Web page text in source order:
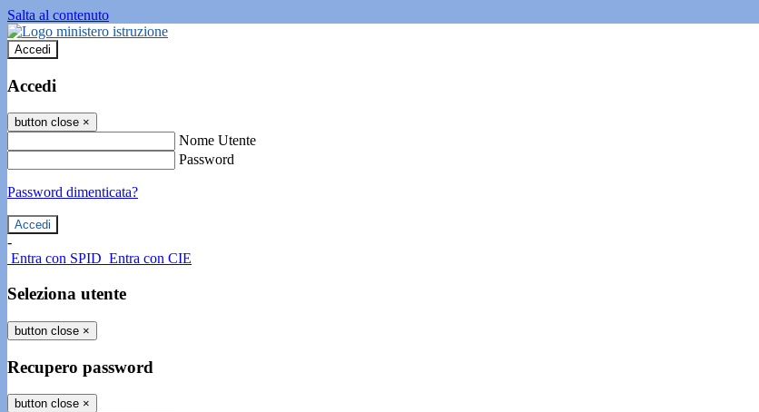
Salta al contenuto
Accedi
Accedi
button close ×
Nome Utente
Password
Password dimenticata?
-
Entra con SPID Entra con CIE
Seleziona utente
button close ×
Recupero password
button close ×